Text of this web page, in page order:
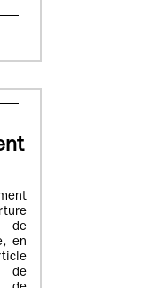
de
en
de